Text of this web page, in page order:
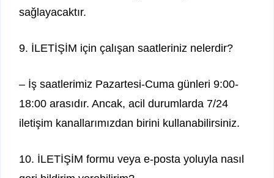
sağlayacaktır.
9. İLETİŞİM için çalışan saatleriniz nelerdir?
– İş saatlerimiz Pazartesi-Cuma günleri 9:00-
18:00 arasıdır. Ancak, acil durumlarda 7/24
iletişim kanallarımızdan birini kullanabilirsiniz.
10. İLETİŞİM formu veya e-posta yoluyla nasıl